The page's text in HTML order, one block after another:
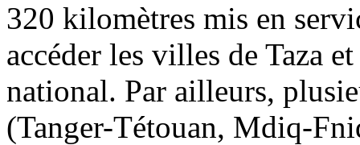
320 kilomètres mis en
accéder les villes de Taza
national. Par ailleurs,
(Tanger-Tétouan, Mdiq-